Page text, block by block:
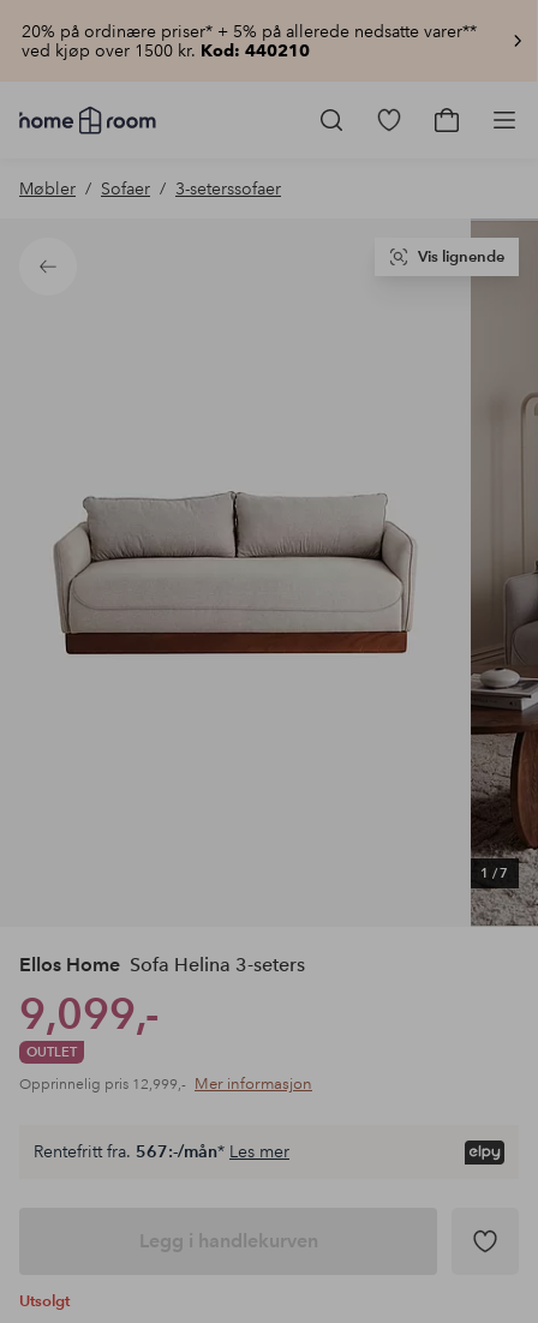
20% på ordinære priser* + 5% på allerede nedsatte varer**
ved kjøp over 1500 kr. Kod: 440210
Homeroom
–
hjemmet
pris
Gå
Gå
Møbler Sofaer 3-seterssofaer
Tilbake
1 /7
Vis lignende
Ellos Home Sofa Helina 3-seters
9,099,-
OUTLET
Opprinnelig pris 12,999,- Mer informasjon
Rentefritt fra. 567:-/mån* Les mer
Legg i handlekurven
Utsolgt